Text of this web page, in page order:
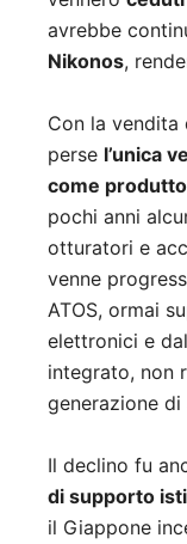
avrebbe
Nikonos,
Con la vendita
perse l’unica
come
pochi anni
otturatori e
venne
ATOS, ormai
elettronici e
integrato, non
generazione di
Il declino fu
di supporto
il Giappone